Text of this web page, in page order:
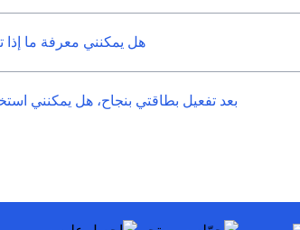
هل يمكنني معرفة ما إذا
بعد تفعيل بطاقتي بنجاح، هل يمكنني